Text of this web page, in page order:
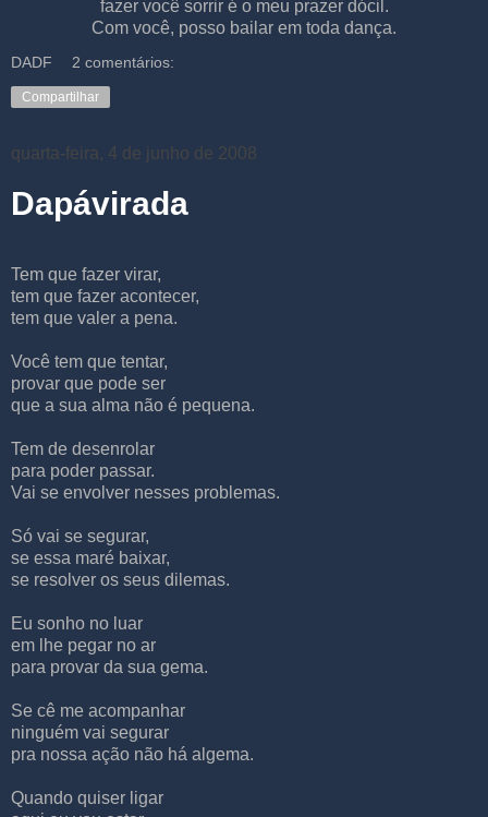
fazer você sorrir é o meu prazer dócil.
Com você, posso bailar em toda dança.
DADF 2 comentários:
Compartilhar
quarta-feira, 4 de junho de 2008
Dapávirada
Tem que fazer virar,
tem que fazer acontecer,
tem que valer a pena.
Você tem que tentar,
provar que pode ser
que a sua alma não é pequena.
Tem de desenrolar
para poder passar.
Vai se envolver nesses problemas.
Só vai se segurar,
se essa maré baixar,
se resolver os seus dilemas.
Eu sonho no luar
em lhe pegar no ar
para provar da sua gema.
Se cê me acompanhar
ninguém vai segurar
pra nossa ação não há algema.
Quando quiser ligar